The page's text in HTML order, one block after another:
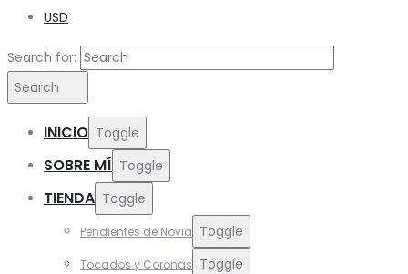
USD
Search for:
Search
INICIO Toggle
SOBRE MÍ Toggle
TIENDA Toggle
Pendientes de Novia Toggle
Tocados y Coronas Toggle